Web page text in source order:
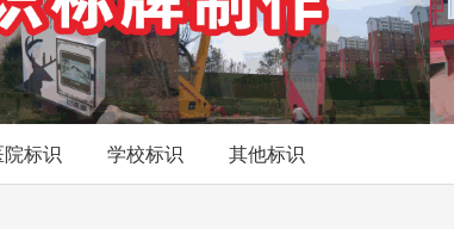
院标识 学校标识 其他标识